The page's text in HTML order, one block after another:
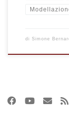
di Simone